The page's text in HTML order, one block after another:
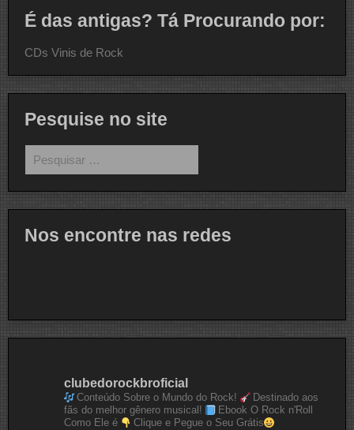
É das antigas? Tá Procurando por:
CDs Vinis de Rock
Pesquise no site
por:
Nos encontre nas redes
clubedorockbroficial
Conteúdo Sobre o Mundo do Rock!
Destinado aos
fãs do melhor gênero musical!
Ebook O Rock n'Roll
Como Ele é
Clique e Pegue o Seu Grátis